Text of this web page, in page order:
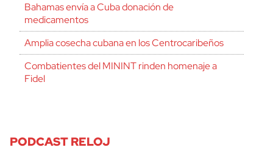
Bahamas envía a Cuba donación de
medicamentos
Amplia cosecha cubana en los Centrocaribeños
Combatientes del MININT rinden homenaje a
Fidel
PODCAST RELOJ